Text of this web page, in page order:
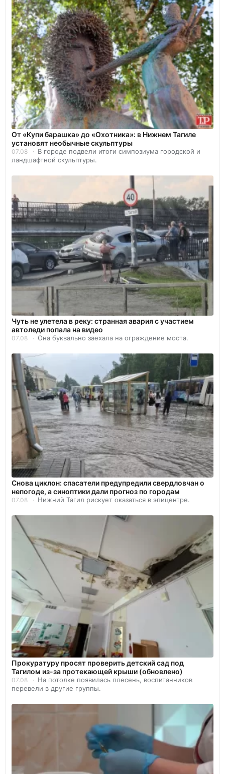
От «Купи барашка» до «Охотника»: в Нижнем Тагиле
установят необычные скульптуры
07.08
В городе подвели итоги симпозиума городской и
ландшафтной скульптуры.
Чуть не улетела в реку: странная авария с участием
автоледи попала на видео
07.08 Она буквально заехала на ограждение моста.
Снова циклон: спасатели предупредили свердловчан о
непогоде, а синоптики дали прогноз по городам
07.08 Нижний Тагил рискует оказаться в эпицентре.
Прокуратуру просят проверить детский сад под
Тагилом из-за протекающей крыши (обновлено)
07.08
На потолке появилась плесень, воспитанников
перевели в другие группы.